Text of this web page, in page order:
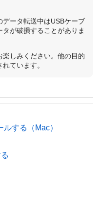
ータ転送中はUSBケーブ
が破損することがありま
しみください。他の目的
ています。
する（Mac）